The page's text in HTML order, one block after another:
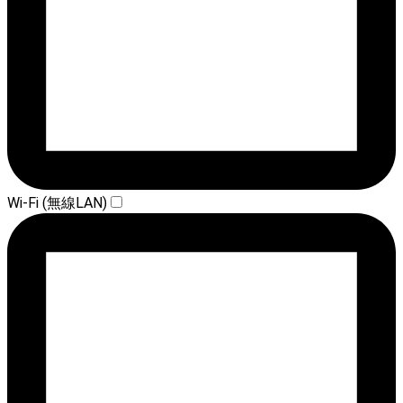
Wi-Fi (無線LAN)